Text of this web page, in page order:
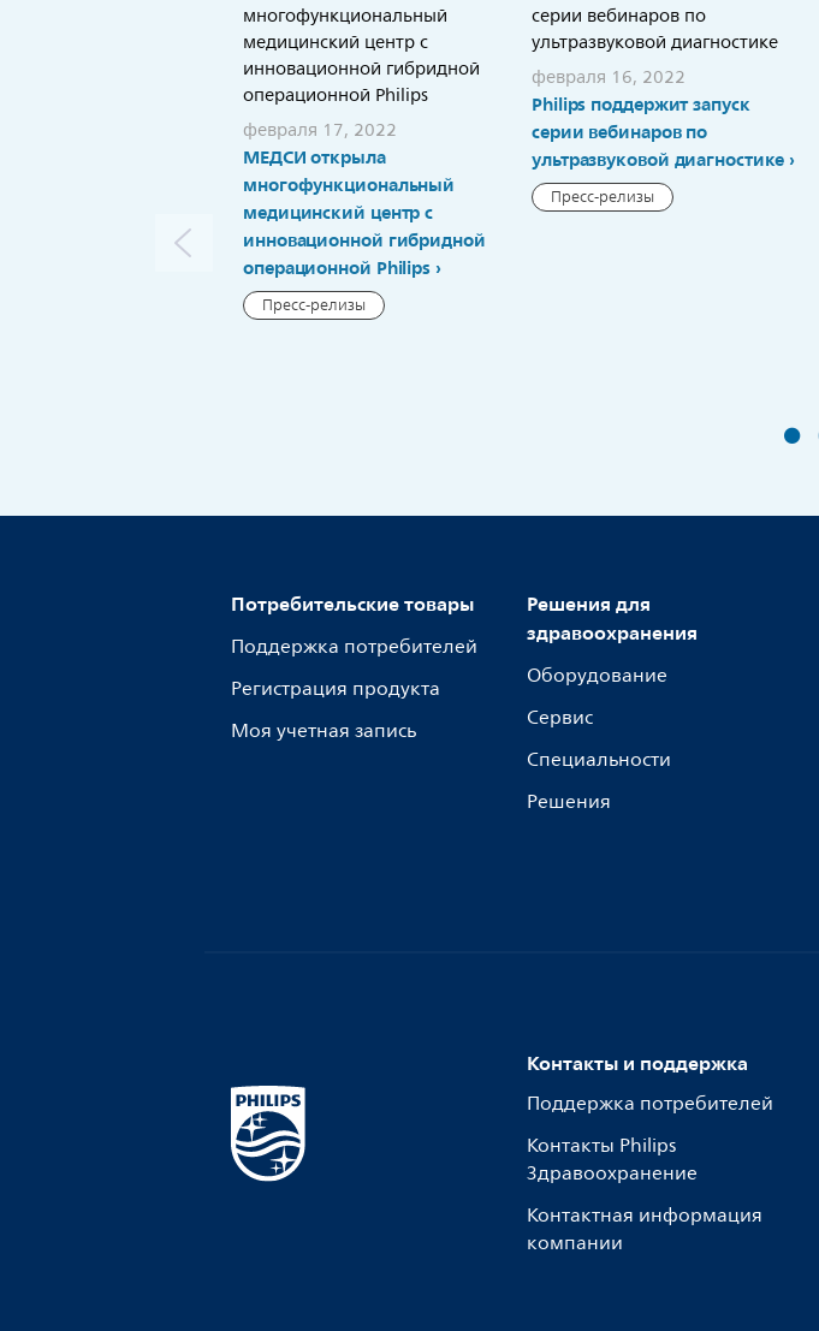
февраля 17, 2022
МЕДСИ открыла
многофункциональный
медицинский центр с
инновационной гибридной
операционной Philips
Пресс-релизы
февраля 16, 2022
Philips поддержит запуск
серии вебинаров по
ультразвуковой диагностике
Пресс-релизы
Потребительские товары
Поддержка потребителей
Регистрация продукта
Моя учетная запись
Решения для
здравоохранения
Оборудование
Сервис
Специальности
Решения
Контакты и поддержка
Поддержка потребителей
Контакты Philips
Здравоохранение
Контактная информация
компании